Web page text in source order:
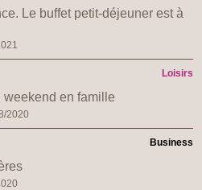
Le buffet petit-déjeuner est à
Loisirs
weekend en famille
2020
Business